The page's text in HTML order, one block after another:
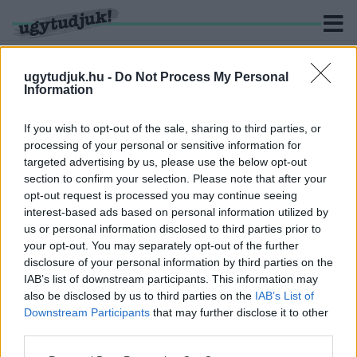
ugytudjuk.hu - Do Not Process My Personal
Information
If you wish to opt-out of the sale, sharing to third parties, or
processing of your personal or sensitive information for
targeted advertising by us, please use the below opt-out
section to confirm your selection. Please note that after your
opt-out request is processed you may continue seeing
interest-based ads based on personal information utilized by
us or personal information disclosed to third parties prior to
your opt-out. You may separately opt-out of the further
disclosure of your personal information by third parties on the
IAB’s list of downstream participants. This information may
also be disclosed by us to third parties on the IAB’s List of
Downstream Participants that may further disclose it to other
KERESÉS
4 hír találató a(z) "vármegye" cimkével ellátva.
HÁT MEGKEZDŐDÖTT: A TISZA A FŐISPÁN ÉS A
VÁRMEGYE KIFEJEZÉSEK FELSZÁMOLÁSÁT
KEZDEMÉNYEZI
2026. július. 02. 15:13
Kormánymegbízottak és megyék lesznek ismét helyettük.
ÁTMENT A VÁRMEGYE AZ ORSZÁGGYŰLÉSEN
2022. július. 19. 11:42